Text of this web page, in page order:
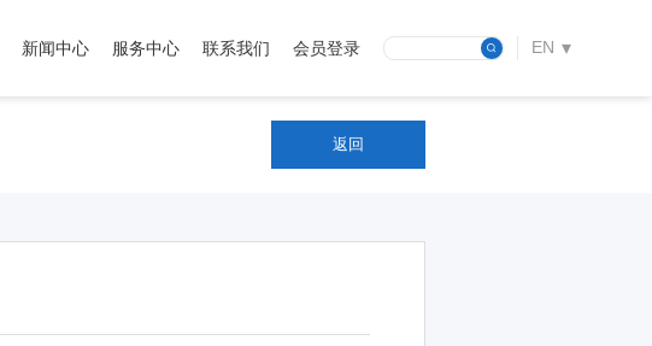
EN
新闻中心 服务中心 联系我们 会员登录
返回